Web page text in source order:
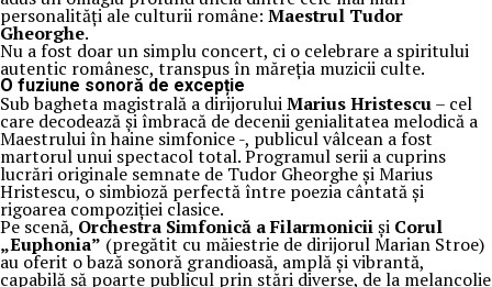
personalități ale culturii române: Maestrul Tudor
Gheorghe.
Nu a fost doar un simplu concert, ci o celebrare a spiritului
autentic românesc, transpus în măreția muzicii culte.
O fuziune sonoră de excepție
Sub bagheta magistrală a dirijoruluiMarius Hristescu– cel
care decodează și îmbracă de decenii genialitatea melodică a
Maestrului în haine simfonice -, publicul vâlcean a fost
martorul unui spectacol total. Programul serii a cuprins
lucrări originale semnate de Tudor Gheorghe și Marius
Hristescu, o simbioză perfectă între poezia cântată și
rigoarea compoziției clasice.
Pe scenă, Orchestra Simfonică a Filarmoniciiși Corul
„Euphonia” (pregătit cu măiestrie de dirijorul Marian Stroe)
au oferit o bază sonoră grandioasă, amplă și vibrantă,
capabilă să poarte publicul prin stări diverse, de la melancolie